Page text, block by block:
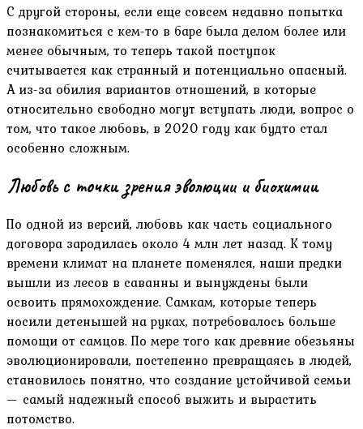
С другой стороны, если еще совсем недавно попытка
познакомиться с кем-то в баре была делом более или
менее обычным, то теперь такой поступок
считывается как странный и потенциально опасный.
А из-за обилия вариантов отношений, в которые
относительно свободно могут вступать люди, вопрос о
том, что такое любовь, в 2020 году как будто стал
особенно сложным.
Любовь с точки зрения эволюции и биохимии
По одной из версий, любовь как часть социального
договора зародилась около 4 млн лет назад. К тому
времени климат на планете поменялся, наши предки
вышли из лесов в саванны и вынуждены были
освоить прямохождение. Самкам, которые теперь
носили детенышей на руках, потребовалось больше
помощи от самцов. По мере того как древние обезьяны
эволюционировали, постепенно превращаясь в людей,
становилось понятно, что создание устойчивой семьи
— самый надежный способ выжить и вырастить
потомство.